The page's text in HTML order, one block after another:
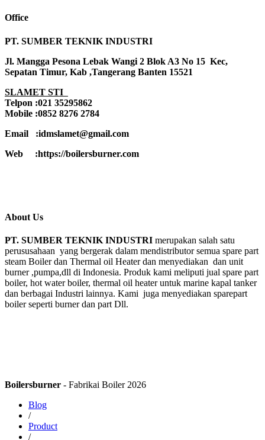
Office
PT. SUMBER TEKNIK INDUSTRI
Jl. Mangga Pesona Lebak Wangi 2 Blok A3 No 15 Kec,
Sepatan Timur, Kab ,Tangerang Banten 15521
SLAMET STI
Telpon :021 35295862
Mobile :0852 8276 2784
Email :idmslamet@gmail.com
Web :https://boilersburner.com
About Us
PT. SUMBER TEKNIK INDUSTRI merupakan salah satu
perususahaan yang bergerak dalam mendistributor semua spare part
steam Boiler dan Thermal oil Heater dan menyediakan dan unit
burner ,pumpa,dll di Indonesia. Produk kami meliputi jual spare part
boiler, hot water boiler, thermal oil heater untuk marine kapal tanker
dan berbagai Industri lainnya. Kami juga menyediakan sparepart
boiler seperti burner dan part Dll.
Boilersburner - Fabrikai Boiler 2026
Blog
/
Product
/